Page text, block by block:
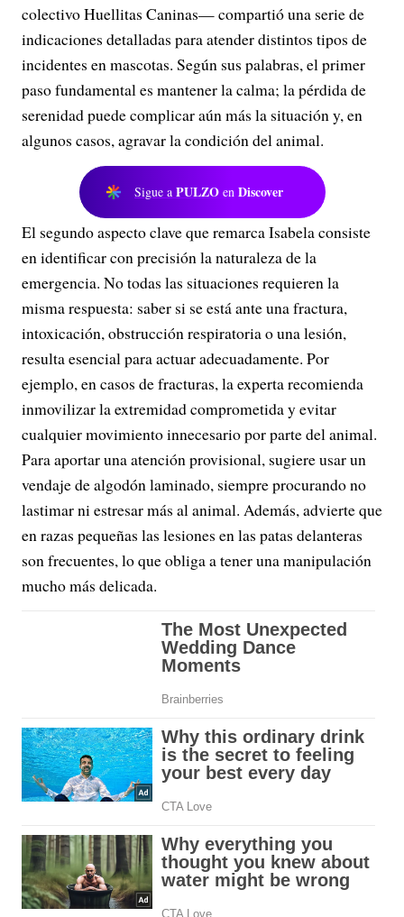
colectivo Huellitas Caninas— compartió una serie de
indicaciones detalladas para atender distintos tipos de
incidentes en mascotas. Según sus palabras, el primer
paso fundamental es mantener la calma; la pérdida de
serenidad puede complicar aún más la situación y, en
algunos casos, agravar la condición del animal.
Sigue a PULZO en Discover
El segundo aspecto clave que remarca Isabela consiste
en identificar con precisión la naturaleza de la
emergencia. No todas las situaciones requieren la
misma respuesta: saber si se está ante una fractura,
intoxicación, obstrucción respiratoria o una lesión,
resulta esencial para actuar adecuadamente. Por
ejemplo, en casos de fracturas, la experta recomienda
inmovilizar la extremidad comprometida y evitar
cualquier movimiento innecesario por parte del animal.
Para aportar una atención provisional, sugiere usar un
vendaje de algodón laminado, siempre procurando no
lastimar ni estresar más al animal. Además, advierte que
en razas pequeñas las lesiones en las patas delanteras
son frecuentes, lo que obliga a tener una manipulación
mucho más delicada.